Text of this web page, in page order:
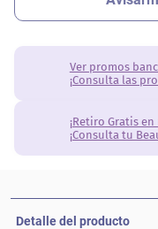
Ver promos
¡Consulta las
¡Retiro Gratis
¡Consulta tu
Detalle del producto